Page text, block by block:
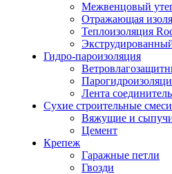
Межвенцовый
Отражающая
Теплоизоляция
Гидро-пароизоляция
Лента
Сухие строительные смеси
Вяжущие и
Цемент
Крепеж
Гаражные петли
Гвозди